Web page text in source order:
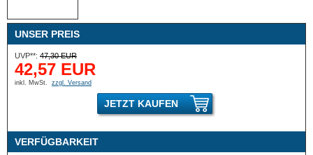
UNSER PREIS
UVP**: 47,30 EUR
42,57 EUR
inkl. MwSt. zzgl. Versand
JETZT KAUFEN
VERFÜGBARKEIT